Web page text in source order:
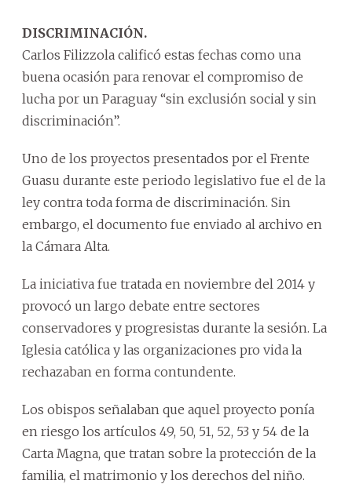
DISCRIMINACIÓN.
Carlos Filizzola calificó estas fechas como una
buena ocasión para renovar el compromiso de
lucha por un Paraguay “sin exclusión social y sin
discriminación”.
Uno de los proyectos presentados por el Frente
Guasu durante este periodo legislativo fue el de la
ley contra toda forma de discriminación. Sin
embargo, el documento fue enviado al archivo en
la Cámara Alta.
La iniciativa fue tratada en noviembre del 2014 y
provocó un largo debate entre sectores
conservadores y progresistas durante la sesión. La
Iglesia católica y las organizaciones pro vida la
rechazaban en forma contundente.
Los obispos señalaban que aquel proyecto ponía
en riesgo los artículos 49, 50, 51, 52, 53 y 54 de la
Carta Magna, que tratan sobre la protección de la
familia, el matrimonio y los derechos del niño.